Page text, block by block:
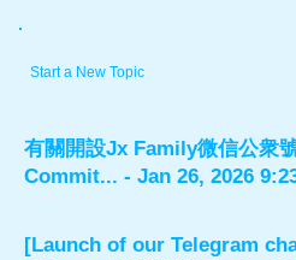
.
Start a New Topic
有關開設Jx Family微信公衆
Commit... - Jan 26, 2026
[Launch of our Telegram